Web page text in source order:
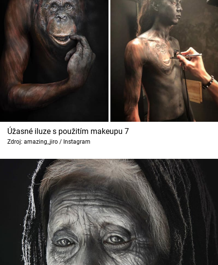
Úžasné iluze s použitím makeupu 7
Zdroj: amazing_jiro / Instagram